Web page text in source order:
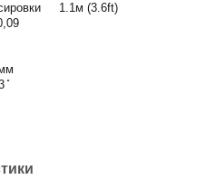
1.1м (3.6ft)